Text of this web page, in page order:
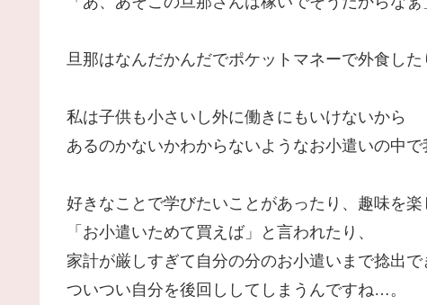
旦那はなんだかんだでポケットマネーで外食し
私は子供も小さいし外に働きにもいけないから
あるのかないかわからないようなお小遣いの中で
好きなことで学びたいことがあったり、趣味を
「お小遣いためて買えば」と言われたり、
家計が厳しすぎて自分の分のお小遣いまで捻出
ついつい自分を後回ししてしまうんですね…。